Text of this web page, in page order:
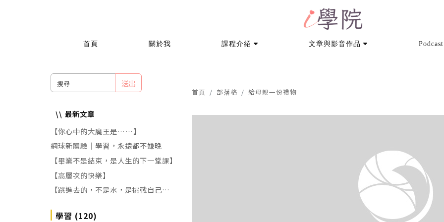
首頁 關於我 課程介紹 文章與影音作品 Podcast
送出
最新文章
【你心中的大魔王是……】
網球新體驗｜學習，永遠都不嫌晚
【畢業不是結束，是人生的下一堂課】
【高層次的快樂】
【跳進去的，不是水，是挑戰自己的恐
學習 (120)
首頁 部落格 給母親一份禮物